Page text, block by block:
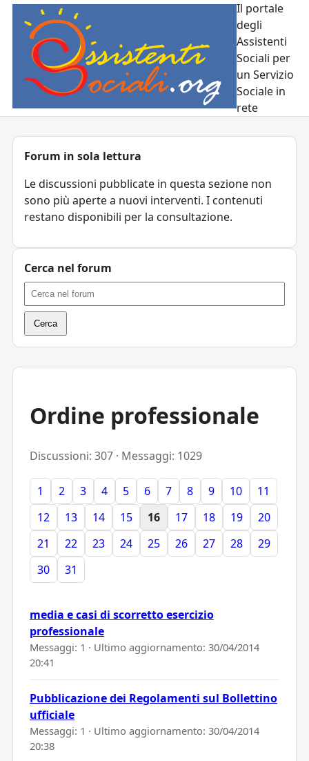
Il portale
degli
Assistenti
Sociali per
un Servizio
Sociale in
rete
Ordine professionale
Discussioni: 307 · Messaggi: 1029
1 2 3 4 5 6 7 8 9 10
11
12
13 14 15 16 17 18 19
20
21
22 23 24 25 26 27 28
29
30
31
media e casi di scorretto esercizio
professionale
Messaggi: 1 · Ultimo aggiornamento: 30/04/2014
20:41
Pubblicazione dei Regolamenti sul Bollettino
ufficiale
Messaggi: 1 · Ultimo aggiornamento: 30/04/2014
20:38
Forum in sola lettura
Le discussioni pubblicate in questa sezione non
sono più aperte a nuovi interventi. I contenuti
restano disponibili per la consultazione.
Cerca nel forum
Cerca